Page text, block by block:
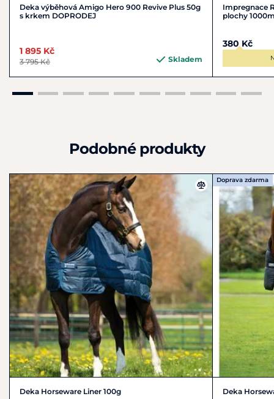
Materiál:3D Air Mesh, 100% polyester, mikrovlákno fleece
Deka výběhová Amigo Hero 900 Revive Plus 50g
s krkem DOPRODEJ
1 895 Kč
3 795 Kč Skladem
Impregnace
plochy
380 Kč
Podobné produkty
Deka Horseware Liner 100g
Doprava zdarma
Deka